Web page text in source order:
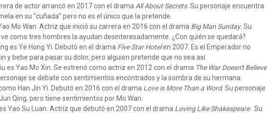
de actor arrancó en 2017 con el drama All About Secrets. Su personaje encuentra
en su "cuñada" pero no es el único que la pretende.
Mo Wan. Actriz que inició su carrera en 2016 con el drama Big Man Sunday. Su
como tres hombres la ayudan desinteresadamente. ¿Con quién se quedará?
es Ye Hong Yi. Debutó en el drama Five Star Hotelen 2007. Es el Emperador no
y bebe para pasar su dolor, pero alguien pretende que no sea así.
es Yao Mo Xin. Se estrenó como actriz en 2012 con el drama The War Doesn't Believe
se debate con sentimientos encontrados y la sombra de su hermana.
Han Jin Yi. Debutó en 2016 con el drama Love is More Than a Word. Su personaje
Qing, pero tiene sentimientos por Mo Wan.
Yao Su Luan. Actriz que debutó en 2007 con el drama Loving Like Shakespeare . Su